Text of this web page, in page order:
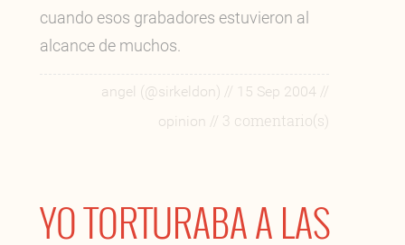
cuando esos grabadores estuvieron al
alcance de muchos.
angel (@sirkeldon) // 15 Sep 2004 //
opinion // 3 comentario(s)
YO TORTURABA A LAS